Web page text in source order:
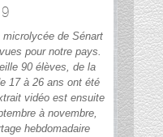
de Sénart
pour notre pays.
90 élèves, de la
17 à 26 ans ont été
vidéo est ensuite
à novembre,
hebdomadaire